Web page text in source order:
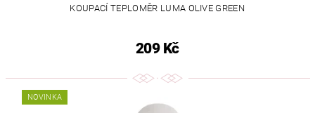
KOUPACÍ TEPLOMĚR LUMA OLIVE GREEN
209 Kč
NOVINKA